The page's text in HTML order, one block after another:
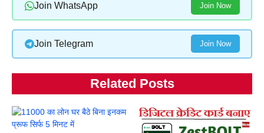
Join WhatsApp Join Now
Join Telegram Join Now
Related Posts